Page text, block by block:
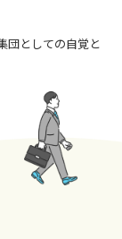
団としての自覚と